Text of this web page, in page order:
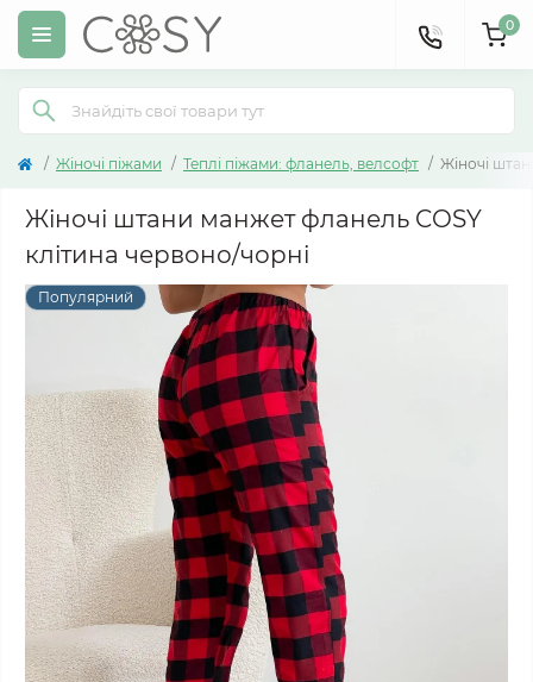
0
Жіночі піжами Теплі піжами: фланель, велсофт Жіночі
Жіночі штани манжет фланель COSY
клітина червоно/чорні
Популярний